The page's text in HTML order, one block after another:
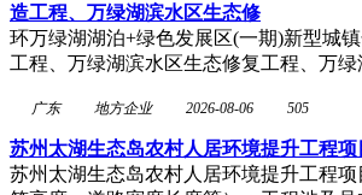
造工程、万绿湖滨水区生态修
环万绿湖湖泊+绿色发展区(一期)新型城
工程、万绿湖滨水区生态修复工程、万
广东 地方企业 2026-08-06 505
苏州太湖生态岛农村人居环境提升工程项
苏州太湖生态岛农村人居环境提升工程